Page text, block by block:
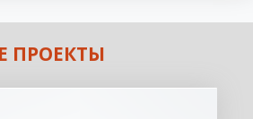
ПРОЕКТЫ